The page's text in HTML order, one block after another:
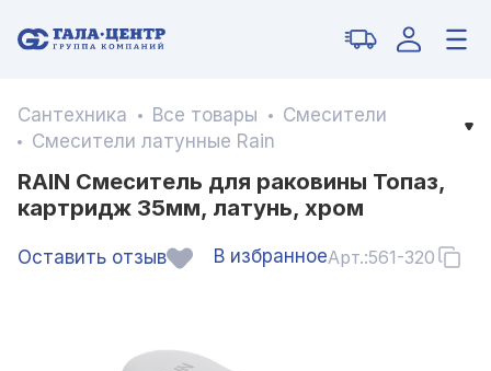
Сантехника Все товары
Смесители
Смесители латунные Rain
RAIN Смеситель для раковины Топаз,
картридж 35мм, латунь, хром
Оставить отзыв В избранноеАрт.:561-320